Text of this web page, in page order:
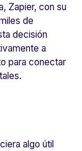
Zapier, con su
de
decisión
a
para conectar
algo útil